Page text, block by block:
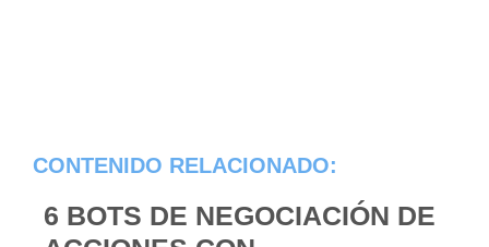
CONTENIDO RELACIONADO:
6 BOTS DE NEGOCIACIÓN DE